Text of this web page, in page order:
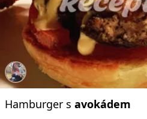
Hamburger s avokádem